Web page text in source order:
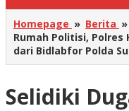
Homepage » Berita »
Rumah Politisi, Polres
dari Bidlabfor Polda
Selidiki